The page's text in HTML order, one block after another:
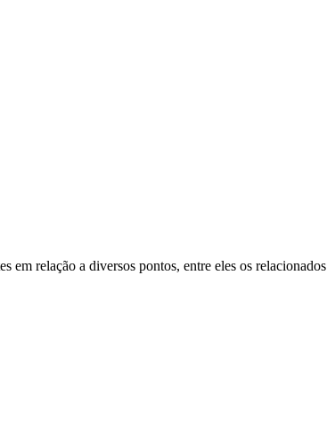
relação a diversos pontos, entre eles os relacionados